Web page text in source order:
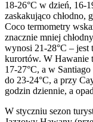
18-26°C w dzień, 16-
zaskakująco chłodno,
Coco termometry
znacznie mniej
wynosi 21-28°C – jest
kurortów. W Hawanie
17-27°C, a w
do 23-24°C, a przy
godzin dziennie, a
W styczniu sezon